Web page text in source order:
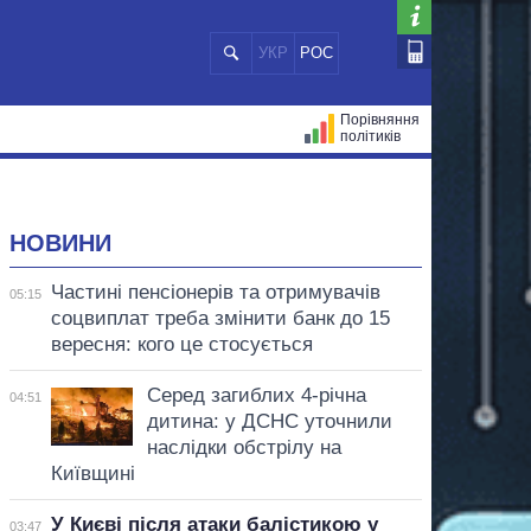
УКР РОС
Порівняння
політиків
НОВИНИ
05:15
Частині пенсіонерів та отримувачів
соцвиплат треба змінити банк до 15
вересня: кого це стосується
04:51
Серед загиблих 4-річна
дитина: у ДСНС уточнили
наслідки обстрілу на
Київщині
03:47
У Києві після атаки балістикою у